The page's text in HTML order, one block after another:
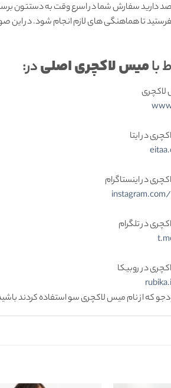
دارید سفارش شما در اسرع وقت به دستتون
تا هماهنگی های لازم انجام شود. در
بامیس لاکچری اصلیدر:
در ایتا
در اینستاگرام
در تلگرام
در روبیکا
که از نام میس لاکچری سو استفاده کردند